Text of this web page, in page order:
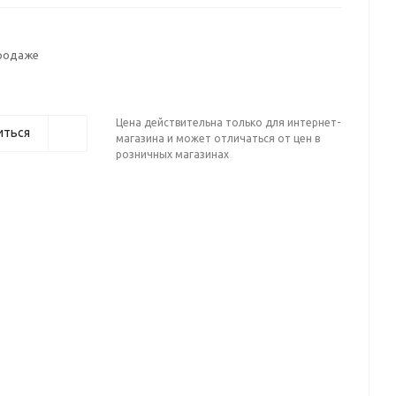
Цена действительна только для интернет-
магазина и может отличаться от цен в
розничных магазинах